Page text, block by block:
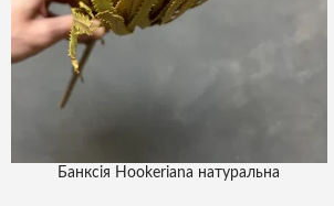
Банксія Hookeriana натуральна